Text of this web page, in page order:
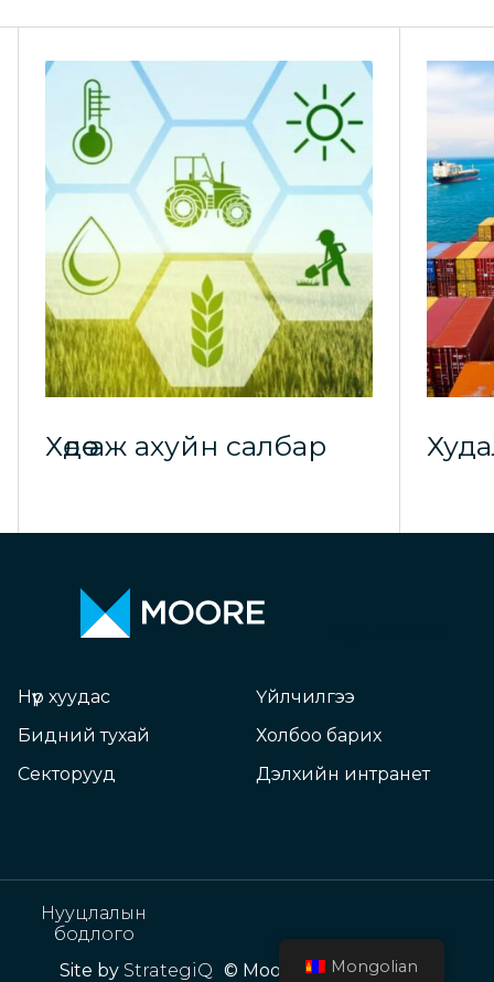
Хөдөө аж ахуйн салбар
Нүүр хуудас
Бидний тухай
Секторууд
Үйлчилгээ
Холбоо барих
Дэлхийн интранет
Нууцлалын
бодлого
Site by StrategiQ © Moore Mongolia 2026
Mongolian